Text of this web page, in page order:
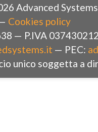
Advanced
Cookies policy
— P.IVA
— PEC:
unico soggetta a